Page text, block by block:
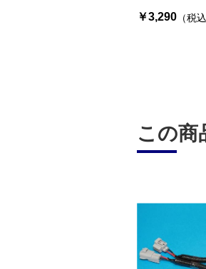
￥3,290 （税込
この商